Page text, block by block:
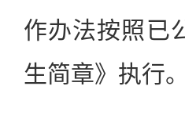
作办法按照已
生简章》执行。